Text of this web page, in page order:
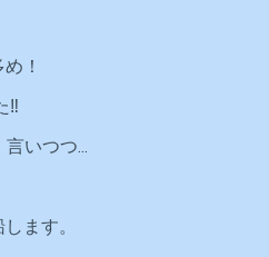
！
‼️
いつつ...
ます。